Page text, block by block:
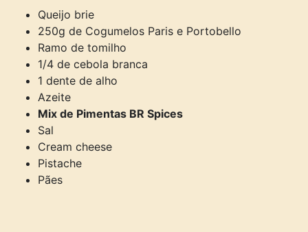
Queijo brie
250g de Cogumelos Paris e Portobello
Ramo de tomilho
1/4 de cebola branca
1 dente de alho
Azeite
Mix de Pimentas BR Spices
Sal
Cream cheese
Pistache
Pães